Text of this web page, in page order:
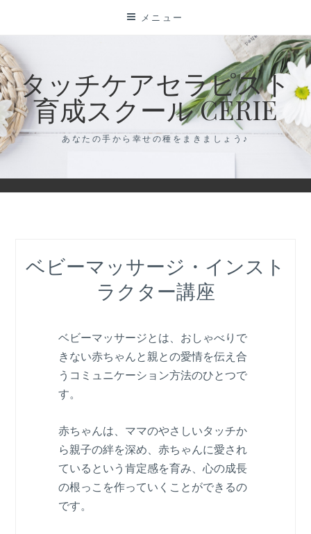
テ
ン
ツ
に
ス
キ
ッ
プ
メニュー
タッチケアセラピスト
育成スクール CERIE
あなたの手から幸せの種をまきましょう♪
ベビーマッサージ・インスト
ラクター講座
ベビーマッサージとは、おしゃべりで
きない赤ちゃんと親との愛情を伝え合
うコミュニケーション方法のひとつで
す。
赤ちゃんは、ママのやさしいタッチか
ら親子の絆を深め、赤ちゃんに愛され
ているという肯定感を育み、心の成長
の根っこを作っていくことができるの
です。